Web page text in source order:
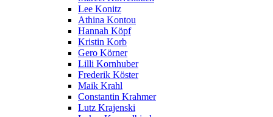
Lee Konitz
Athina Kontou
Hannah Köpf
Kristin Korb
Gero Körner
Lilli Kornhuber
Frederik Köster
Maik Krahl
Constantin Krahmer
Lutz Krajenski